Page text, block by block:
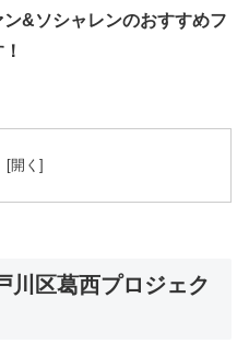
&ソシャレンのおすすめフ
川区葛西プロジェク